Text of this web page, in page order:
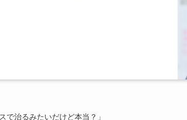
で治るみたいだけど本当？」